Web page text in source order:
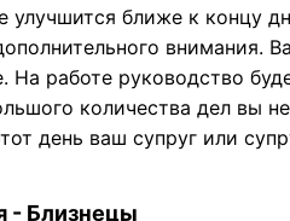
улучшится ближе к концу
внимания.
На работе руководство
количества дел вы
день ваш супруг или
- Близнецы